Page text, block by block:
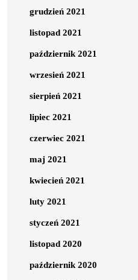
grudzień 2021
listopad 2021
październik 2021
wrzesień 2021
sierpień 2021
lipiec 2021
czerwiec 2021
maj 2021
kwiecień 2021
luty 2021
styczeń 2021
listopad 2020
październik 2020